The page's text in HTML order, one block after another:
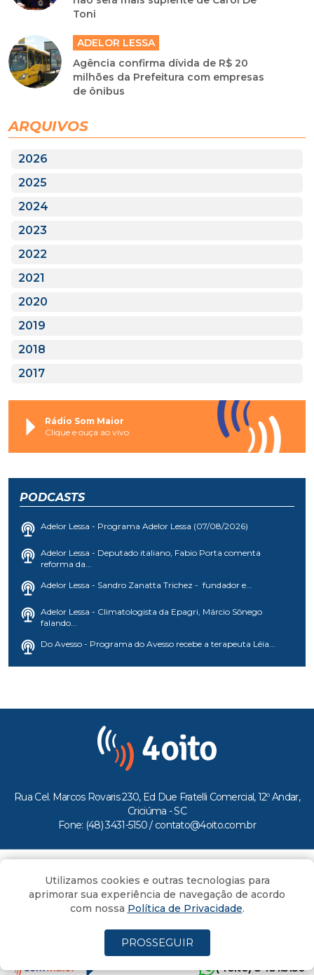
Toni
ADELOR LESSA
Agência confirma dívida de R$ 20
milhões da Prefeitura com empresas
de ônibus
ARQUIVOS
2026
2025
2024
2023
2022
2021
2020
2019
2018
2017
Rádio Som Maior
Clique e ouça ao vivo
PODCASTS
Adelor Lessa - Programa Adelor Lessa (07/08/2026)
Adelor Lessa - Deputado italiano, Fabio Porta comenta
reforma da...
Adelor Lessa - Sandro Zanatta Trichez - fundador e...
Adelor Lessa - Climatologista da Epagri, Márcio Sônego
falando...
Do Avesso - Programa do Avesso recebe a terapeuta Léia...
Rua Cel. Marcos Rovaris 230, Ed Due Fratelli Comercial, 12º Andar,
Criciúma - SC
Fone: (48) 3431-5150 / contato@4oito.com.br
Todos os direitos reservados ao Portal 4oito
(4oito) 3431.5150
Utilizamos cookies e outras tecnologias para
aprimorar sua experiência de navegação de acordo
com nossa Política de Privacidade.
PROSSEGUIR